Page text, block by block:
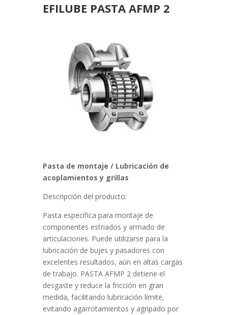
EFILUBE PASTA AFMP 2
Pasta de montaje / Lubricación de
acoplamientos y grillas
Descripción del producto:
Pasta específica para montaje de
componentes estriados y armado de
articulaciones. Puede utilizarse para la
lubricación de bujes y pasadores con
excelentes resultados, aún en altas cargas
de trabajo. PASTA AFMP 2 detiene el
desgaste y reduce la fricción en gran
medida, facilitando lubricación límite,
evitando agarrotamientos y agripado por